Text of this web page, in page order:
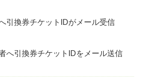
引換券チケットIDがメール受信
へ引換券チケットIDをメール送信